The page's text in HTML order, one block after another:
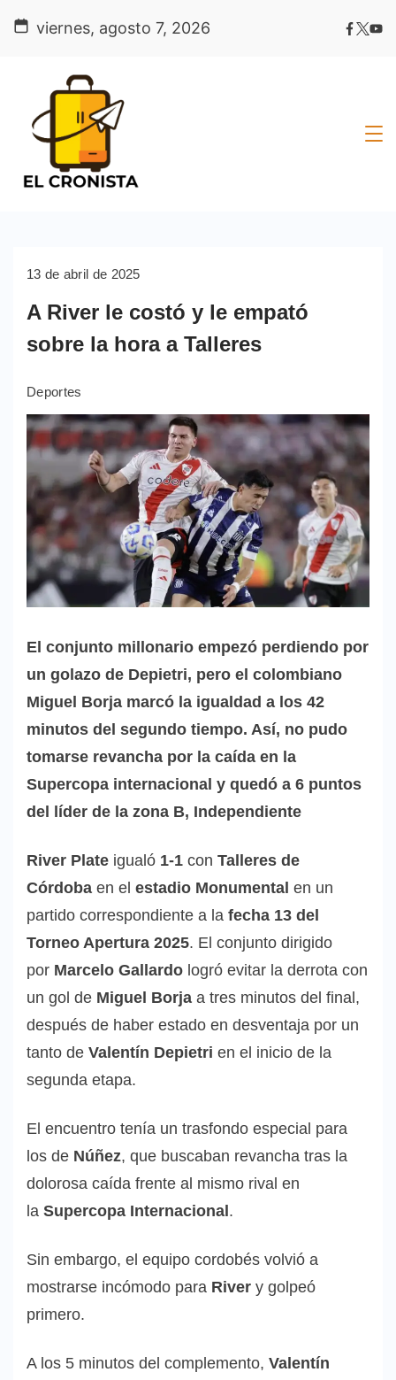
viernes, agosto 7, 2026
13 de abril de 2025
A River le costó y le empató
sobre la hora a Talleres
Deportes
El conjunto millonario empezó perdiendo por
un golazo de Depietri, pero el colombiano
Miguel Borja marcó la igualdad a los 42
minutos del segundo tiempo. Así, no pudo
tomarse revancha por la caída en la
Supercopa internacional y quedó a 6 puntos
del líder de la zona B, Independiente
River Plate igualó 1-1 con Talleres de
Córdoba en el estadio Monumental en un
partido correspondiente a la fecha 13 del
Torneo Apertura 2025. El conjunto dirigido
por Marcelo Gallardo logró evitar la derrota con
un gol de Miguel Borja a tres minutos del final,
después de haber estado en desventaja por un
tanto de Valentín Depietri en el inicio de la
segunda etapa.
El encuentro tenía un trasfondo especial para
los de Núñez, que buscaban revancha tras la
dolorosa caída frente al mismo rival en
la Supercopa Internacional.
Sin embargo, el equipo cordobés volvió a
mostrarse incómodo para River y golpeó
primero.
A los 5 minutos del complemento, Valentín